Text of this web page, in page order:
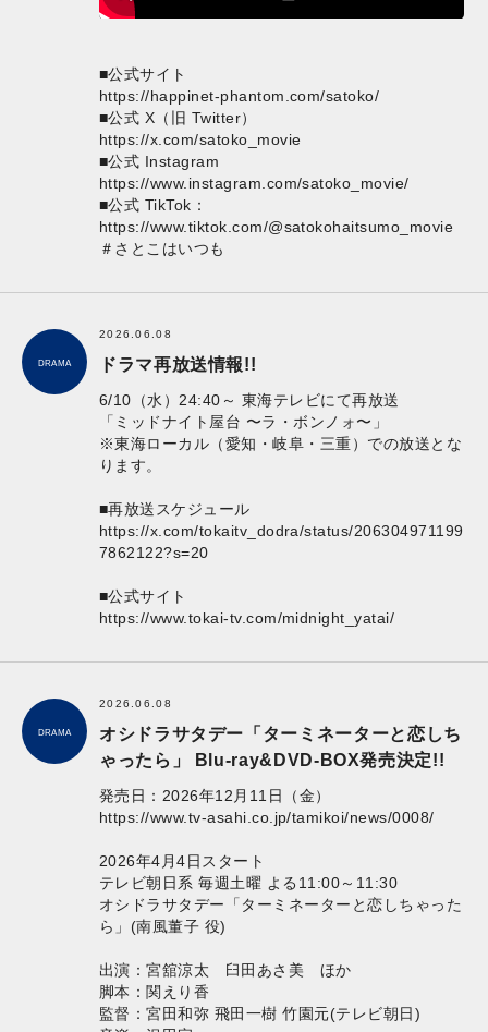
■公式サイト
https://happinet-phantom.com/satoko/
■公式 X（旧 Twitter）
https://x.com/satoko_movie
■公式 Instagram
https://www.instagram.com/satoko_movie/
■公式 TikTok：
https://www.tiktok.com/@satokohaitsumo_movie
＃さとこはいつも
DRAMA
2026.06.08
ドラマ再放送情報!!
6/10（水）24:40～ 東海テレビにて再放送
「ミッドナイト屋台 〜ラ・ボンノォ〜」
※東海ローカル（愛知・岐阜・三重）での放送とな
ります。
■再放送スケジュール
https://x.com/tokaitv_dodra/status/206304971199
7862122?s=20
■公式サイト
https://www.tokai-tv.com/midnight_yatai/
DRAMA
2026.06.08
オシドラサタデー「ターミネーターと恋しち
ゃったら」 Blu-ray&DVD-BOX発売決定!!
発売日：2026年12月11日（金）
https://www.tv-asahi.co.jp/tamikoi/news/0008/
2026年4月4日スタート
テレビ朝日系 毎週土曜 よる11:00～11:30
オシドラサタデー「ターミネーターと恋しちゃった
ら」(南風董子 役)
出演：宮舘涼太 臼田あさ美 ほか
脚本：関えり香
監督：宮田和弥 飛田一樹 竹園元(テレビ朝日)